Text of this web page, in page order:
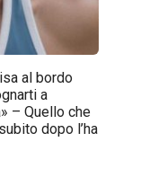
al bordo
a
– Quello che
dopo l’ha